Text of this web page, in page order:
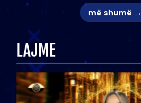
më shumë →
LAJME